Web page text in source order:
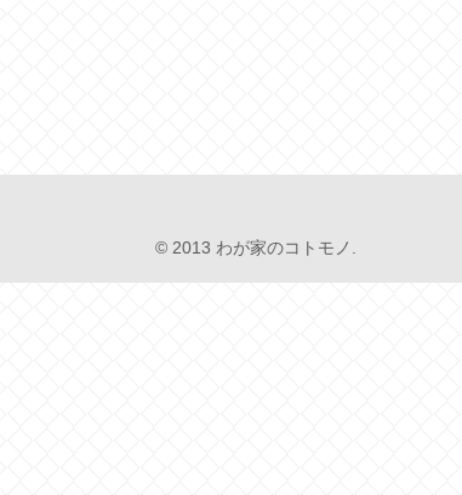
© 2013 わが家のコトモノ.